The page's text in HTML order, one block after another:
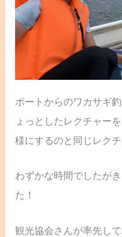
ボートからのワカサギ
ょっとしたレクチャー
様にするのと同じレク
わずかな時間でしたが
た！
観光協会さんが率先し